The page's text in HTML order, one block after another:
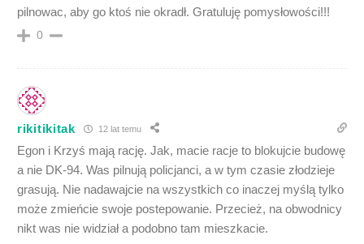
pilnowac, aby go ktoś nie okradł. Gratuluję pomysłowości!!!
0
rikitikitak 12 lat temu
Egon i Krzyś mają rację. Jak, macie racje to blokujcie budowę
a nie DK-94. Was pilnują policjanci, a w tym czasie złodzieje
grasują. Nie nadawajcie na wszystkich co inaczej myślą tylko
może zmieńcie swoje postepowanie. Przecież, na obwodnicy
nikt was nie widział a podobno tam mieszkacie.